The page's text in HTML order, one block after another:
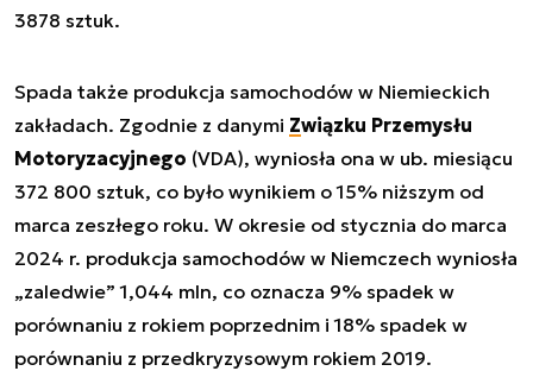
3878 sztuk.
Spada także produkcja samochodów w Niemieckich
zakładach. Zgodnie z danymi Związku Przemysłu
Motoryzacyjnego (VDA), wyniosła ona w ub. miesiącu
372 800 sztuk, co było wynikiem o 15% niższym od
marca zeszłego roku. W okresie od stycznia do marca
2024 r. produkcja samochodów w Niemczech wyniosła
„zaledwie” 1,044 mln, co oznacza 9% spadek w
porównaniu z rokiem poprzednim i 18% spadek w
porównaniu z przedkryzysowym rokiem 2019.